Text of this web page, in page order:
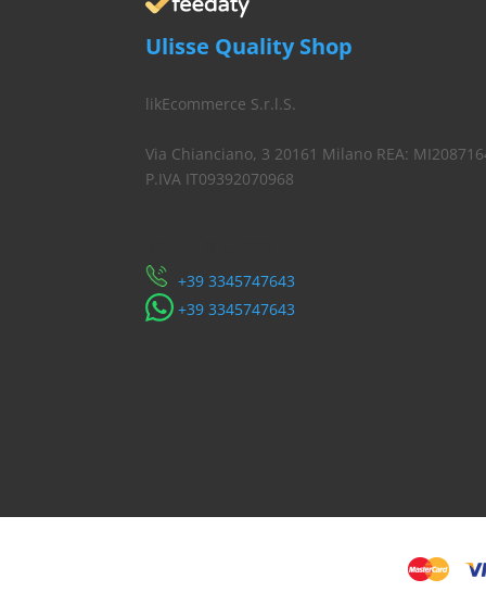
Ulisse Quality Shop
likEcommerce S.r.l.S.
Via Chianciano, 3 20161 Milano REA:
P.IVA IT09392070968
​+39 3345747643
​+39 3345747643